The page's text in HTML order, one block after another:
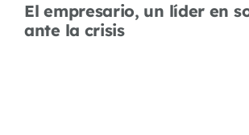
El empresario, un líder en
ante la crisis